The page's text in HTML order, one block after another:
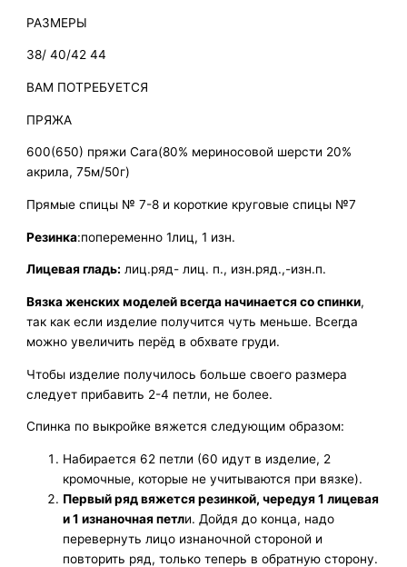
РАЗМЕРЫ
38/ 40/42 44
ВАМ ПОТРЕБУЕТСЯ
ПРЯЖА
600(650) пряжи Cara(80% мериносовой шерсти 20%
акрила, 75м/50г)
Прямые спицы № 7-8 и короткие круговые спицы №7
Резинка:попеременно 1лиц, 1 изн.
Лицевая гладь: лиц.ряд- лиц. п., изн.ряд.,-изн.п.
Вязка женских моделей всегда начинается со спинки,
так как если изделие получится чуть меньше. Всегда
можно увеличить перёд в обхвате груди.
Чтобы изделие получилось больше своего размера
следует прибавить 2-4 петли, не более.
Спинка по выкройке вяжется следующим образом:
Набирается 62 петли (60 идут в изделие, 2
кромочные, которые не учитываются при вязке).
Первый ряд вяжется резинкой, чередуя 1 лицевая
и 1 изнаночная петли. Дойдя до конца, надо
перевернуть лицо изнаночной стороной и
повторить ряд, только теперь в обратную сторону.